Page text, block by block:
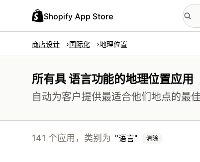
Shopify App Store
商店设计 国际化 地理位置
所有具 语言功能的地理位置应用
自动为客户提供最适合他们地点的最
141 个应用，类别为 语言 清除